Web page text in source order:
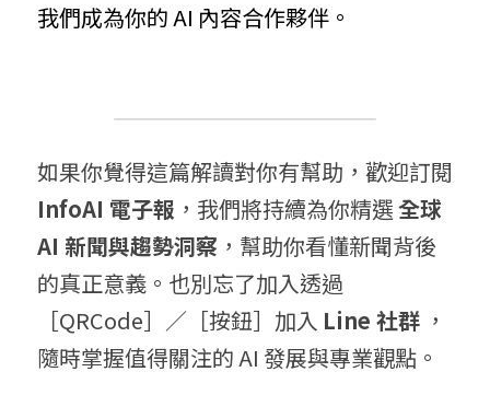
我們成為你的 AI 內容合作夥伴。
InfoAI 電子報 ，我們將持續為你精選 全球
AI 新聞與趨勢洞察 ，幫助你看懂新聞背後
的真正意義。也別忘了加入透過
［QRCode］／［按鈕］加入 Line 社群 ，
隨時掌握值得關注的 AI 發展與專業觀點。